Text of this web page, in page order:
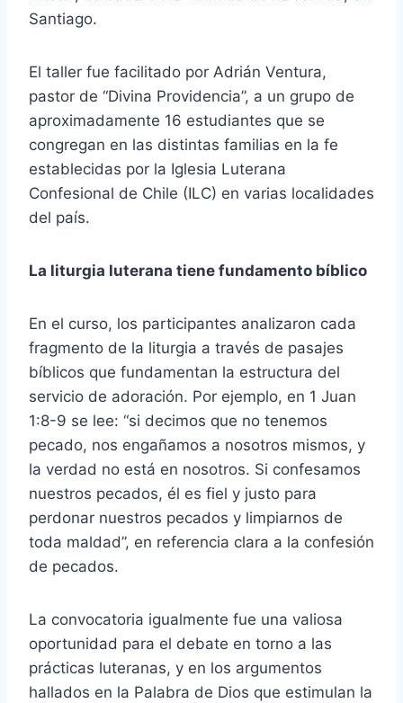
Santiago.
El taller fue facilitado por Adrián Ventura,
pastor de “Divina Providencia”, a un grupo de
aproximadamente 16 estudiantes que se
congregan en las distintas familias en la fe
establecidas por la Iglesia Luterana
Confesional de Chile (ILC) en varias localidades
del país.
La liturgia luterana tiene fundamento bíblico
En el curso, los participantes analizaron cada
fragmento de la liturgia a través de pasajes
bíblicos que fundamentan la estructura del
servicio de adoración. Por ejemplo, en 1 Juan
1:8-9 se lee: “si decimos que no tenemos
pecado, nos engañamos a nosotros mismos, y
la verdad no está en nosotros. Si confesamos
nuestros pecados, él es fiel y justo para
perdonar nuestros pecados y limpiarnos de
toda maldad”, en referencia clara a la confesión
de pecados.
La convocatoria igualmente fue una valiosa
oportunidad para el debate en torno a las
prácticas luteranas, y en los argumentos
hallados en la Palabra de Dios que estimulan la